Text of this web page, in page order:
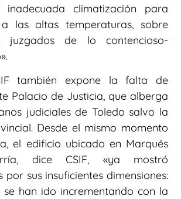
climatización para
las altas temperaturas, sobre
de lo contencioso-
también expone la falta de
Palacio de Justicia, que alberga
judiciales de Toledo salvo la
Desde el mismo momento
el edificio ubicado en Marqués
dice CSIF, «ya mostró
por sus insuficientes dimensiones:
se han ido incrementando con la